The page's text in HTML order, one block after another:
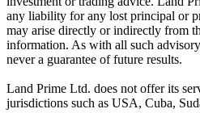
any liability for any lost principal or
may arise directly or indirectly from
information. As with all such
never a guarantee of future results.
Land Prime Ltd. does not offer its
jurisdictions such as USA, Cuba,